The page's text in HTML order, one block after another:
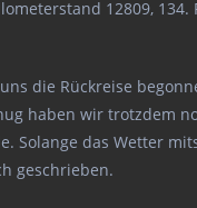
12809,
die Rückreise
haben wir trotzdem
Solange das Wetter
geschrieben.